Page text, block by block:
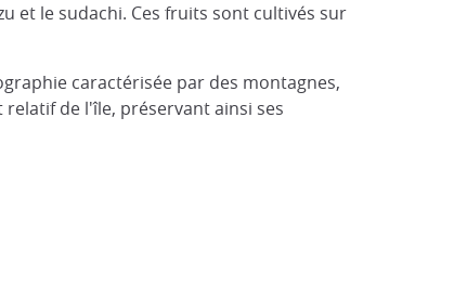
et le sudachi. Ces fruits sont cultivés sur
caractérisée par des montagnes,
de l'île, préservant ainsi ses